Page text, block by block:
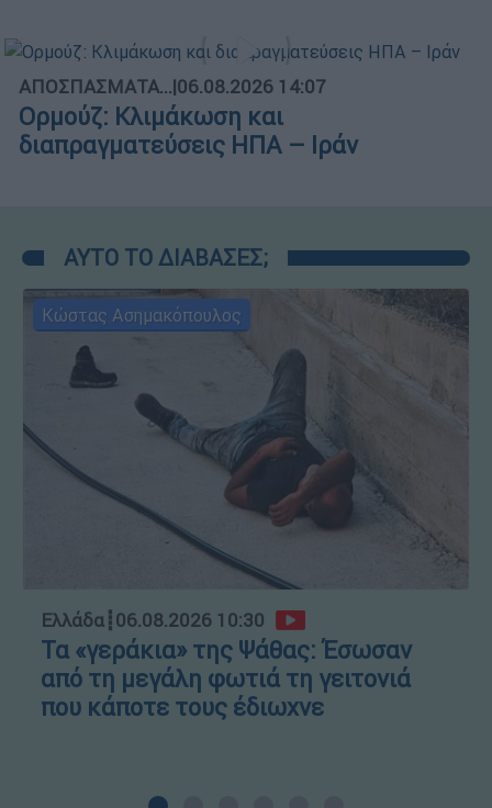
ΑΠΟΣΠΑΣΜΑΤΑ...|06.08.2026 14:07
Ορμούζ: Κλιμάκωση και
διαπραγματεύσεις ΗΠΑ – Ιράν
ΑΥΤΟ ΤΟ ΔΙΑΒΑΣΕΣ;
Κώστας Ασημακόπουλος
Ελλάδα┋06.08.2026 10:30
Τα «γεράκια» της Ψάθας: Έσωσαν
από τη μεγάλη φωτιά τη γειτονιά
που κάποτε τους έδιωχνε